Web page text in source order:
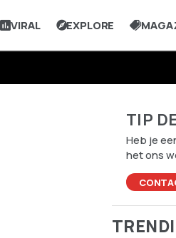
VIRAL EXPLORE
TIP
Heb je
het ons